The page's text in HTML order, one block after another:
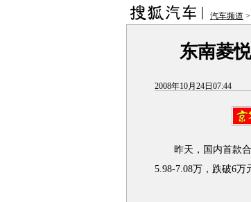
汽车频道 >
东南菱
2008年10月24日07:44
昨天，国内首款合
5.98-7.08万，跌破6万